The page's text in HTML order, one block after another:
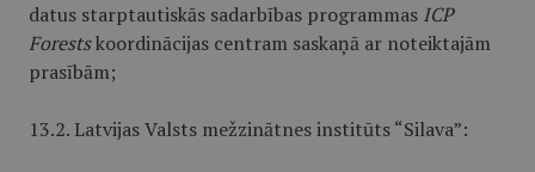
datus starptautiskās sadarbības programmas ICP
Forestskoordinācijas centram saskaņā ar noteiktajām
prasībām;
13.2. Latvijas Valsts mežzinātnes institūts “Silava”: